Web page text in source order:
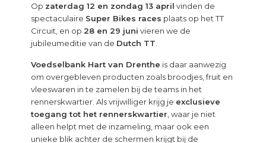
Op zaterdag 12 en zondag 13 april vinden de
spectaculaire Super Bikes races plaats op het TT
Circuit, en op 28 en 29 juni vieren we de
jubileumeditie van de Dutch TT
Voedselbank Hart van Drenthe is daar aanwezig
om overgebleven producten zoals broodjes, fruit en
vleeswaren in te zamelen bij de teams in het
rennerskwartier. Als vrijwilliger krijg je exclusieve
toegang tot het rennerskwartier , waar je niet
alleen helpt met de inzameling, maar ook een
unieke blik achter de schermen krijgt bij de